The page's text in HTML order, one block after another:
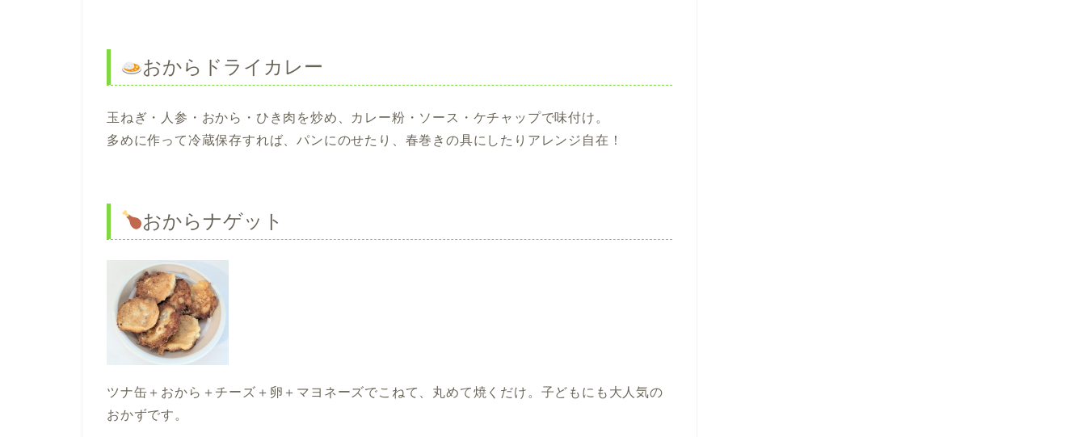
おからドライカレー
玉ねぎ・人参・おから・ひき肉を炒め、カレー粉・ソース・ケチャップで味付け。
多めに作って冷蔵保存すれば、パンにのせたり、春巻きの具にしたりアレンジ自在！
おからナゲット
ツナ缶＋おから＋チーズ＋卵＋マヨネーズでこねて、丸めて焼くだけ。子どもにも大人気の
おかずです。